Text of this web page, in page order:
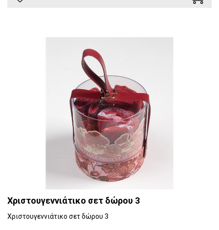
Χριστουγεννιάτικο σετ δώρου 3
Χριστουγεννιάτικο σετ δώρου 3